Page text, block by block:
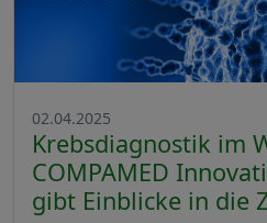
02.04.2025
Krebsdiagnostik im
COMPAMED
gibt Einblicke in die